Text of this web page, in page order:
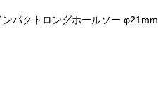
パクトロングホールソー φ21mm